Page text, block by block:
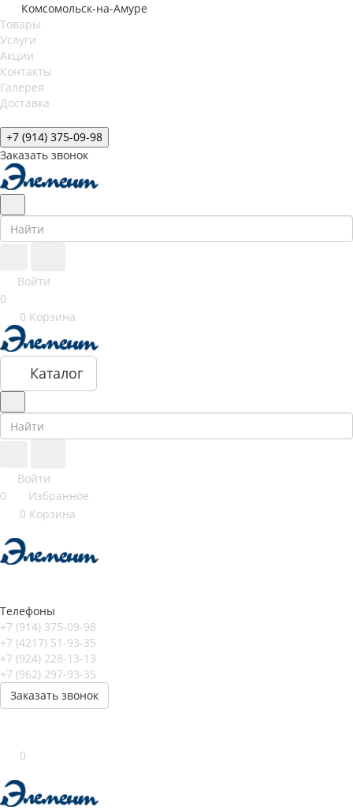
Комсомольск-на-Амуре
Товары
Услуги
Акции
Контакты
Галерея
Доставка
+7 (914) 375-09-98
Заказать звонок
Войти
0
0 Корзина
Каталог
Войти
0
Избранное
0 Корзина
Телефоны
+7 (914) 375-09-98
+7 (4217) 51-93-35
+7 (924) 228-13-13
+7 (962) 297-93-35
Заказать звонок
0